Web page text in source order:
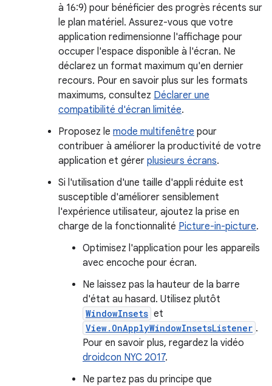
à 16:9) pour bénéficier des progrès récents sur
le plan matériel. Assurez-vous que votre
application redimensionne l'affichage pour
occuper l'espace disponible à l'écran. Ne
déclarez un format maximum qu'en dernier
recours. Pour en savoir plus sur les formats
maximums, consultez Déclarer une
compatibilité d'écran limitée.
Proposez le mode multifenêtre pour
contribuer à améliorer la productivité de votre
application et gérer plusieurs écrans.
Si l'utilisation d'une taille d'appli réduite est
susceptible d'améliorer sensiblement
l'expérience utilisateur, ajoutez la prise en
charge de la fonctionnalité Picture-in-picture.
Optimisez l'application pour les appareils
avec encoche pour écran.
Ne laissez pas la hauteur de la barre
d'état au hasard. Utilisez plutôt
WindowInsets et
View.OnApplyWindowInsetsListener .
Pour en savoir plus, regardez la vidéo
droidcon NYC 2017.
Ne partez pas du principe que